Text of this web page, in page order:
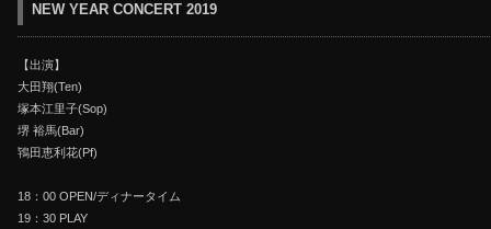
NEW YEAR CONCERT 2019
【出演】
大田翔(Ten)
塚本江里子(Sop)
堺 裕馬(Bar)
鴇田恵利花(Pf)
18：00 OPEN/ディナータイム
19：30 PLAY